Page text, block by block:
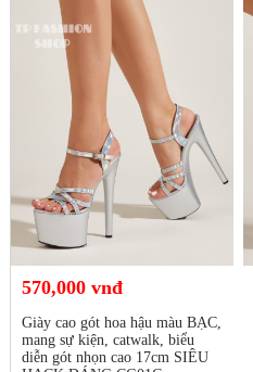
570,000 vnđ
Giày cao gót hoa hậu màu BẠC,
mang sự kiện, catwalk, biểu
diễn gót nhọn cao 17cm SIÊU